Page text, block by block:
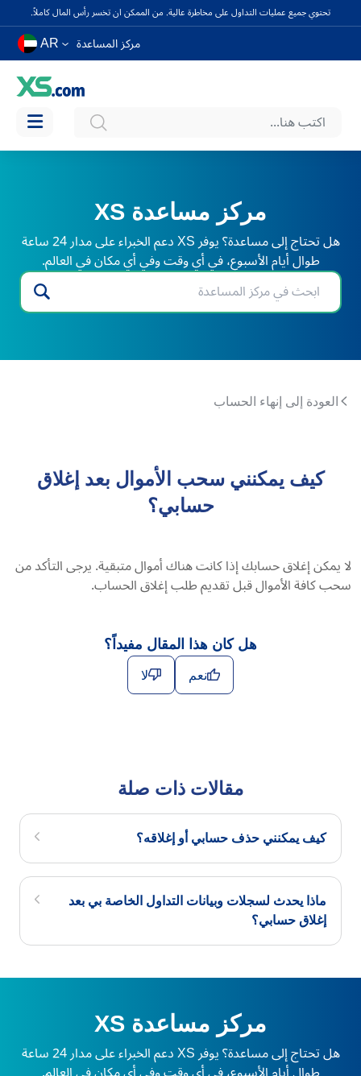
تحتوي جميع عمليات التداول على مخاطرة عالية. من الممكن ان تخسر رأس المال كاملاً.
مركز المساعدة AR
مركز مساعدة XS
هل تحتاج إلى مساعدة؟ يوفر XS دعم الخبراء على مدار 24 ساعة
طوال أيام الأسبوع، في أي وقت وفي أي مكان في العالم.
العودة إلى إنهاء الحساب
كيف يمكنني سحب الأموال بعد إغلاق
حسابي؟
لا يمكن إغلاق حسابك إذا كانت هناك أموال متبقية. يرجى التأكد من
سحب كافة الأموال قبل تقديم طلب إغلاق الحساب.
هل كان هذا المقال مفيداً؟
نعم لا
مقالات ذات صلة
كيف يمكنني حذف حسابي أو إغلاقه؟
ماذا يحدث لسجلات وبيانات التداول الخاصة بي بعد
إغلاق حسابي؟
مركز مساعدة XS
هل تحتاج إلى مساعدة؟ يوفر XS دعم الخبراء على مدار 24 ساعة